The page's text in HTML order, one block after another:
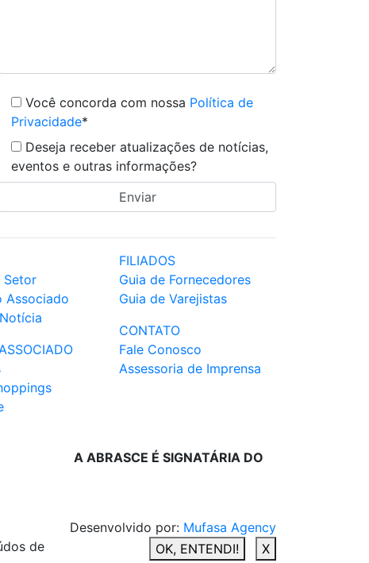
Você concorda com nossa Política de
Privacidade*
Deseja receber atualizações de notícias,
eventos e outras informações?
Setor
Associado
FILIADOS
Guia de Fornecedores
Guia de Varejistas
CONTATO
Fale Conosco
Assessoria de Imprensa
A ABRASCE É SIGNATÁRIA DO
Desenvolvido por: Mufasa Agency
de
OK, ENTENDI! X